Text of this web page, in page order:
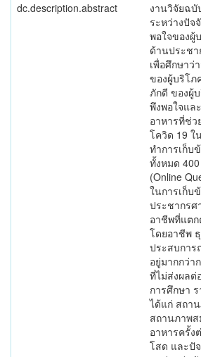
dc.description.abstract
งานวิจัยฉ
ระหว่างปัจ
พอใจของผู้
ด้านประช
เพื่อศึกษาว่
ของผู้บริโภ
ภักดี ของผู้
พึงพอใจแ
อาหารที่ช่
โควิด 19 ใ
ทำการเก็บ
ทั้งหมด
(Online
ในการเก็บ
ประชากรศ
อาชีพที่แตก
โดยอาชีพ
ประสบกา
อยู่มากกว่
ที่ไม่ส่งผลต่
การศึกษา
ได้แก่ สถา
สถานภาพ
อาหารครั้ง
โสด และปั